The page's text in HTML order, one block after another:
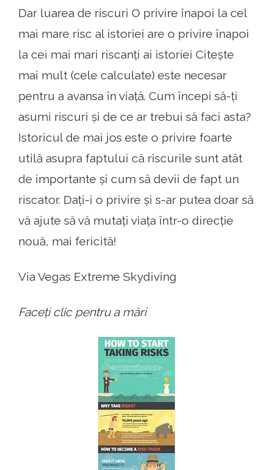
Dar luarea de riscuri O privire înapoi la cel
mai mare risc al istoriei are o privire înapoi
la cei mai mari riscanți ai istoriei Citește
mai mult (cele calculate) este necesar
pentru a avansa în viață. Cum începi să-ți
asumi riscuri și de ce ar trebui să faci asta?
Istoricul de mai jos este o privire foarte
utilă asupra faptului că riscurile sunt atât
de importante și cum să devii de fapt un
riscator. Dați-i o privire și s-ar putea doar să
vă ajute să vă mutați viața într-o direcție
nouă, mai fericită!
Via Vegas Extreme Skydiving
Faceți clic pentru a mări